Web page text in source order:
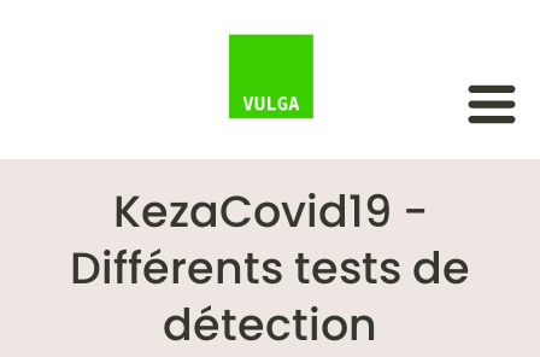
KezaCovid19 -
Différents tests de
détection